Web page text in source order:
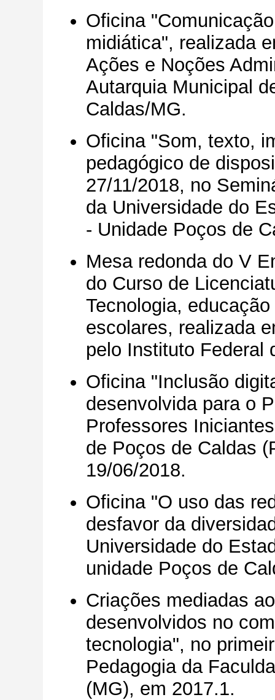
Oficina
midiática", realizada
Ações e Noções
Autarquia Municipal
Caldas/MG.
Oficina "Som, texto,
pedagógico de
27/11/2018, no
da Universidade do
- Unidade Poços de
Mesa redonda do V
do Curso de
Tecnologia,
escolares, realizada
pelo Instituto Federal
Oficina "Inclusão
desenvolvida para o
Professores
de Poços de Caldas
19/06/2018.
Oficina "O uso das
desfavor da
Universidade do
unidade Poços de
Criações mediadas
desenvolvidos no
tecnologia", no
Pedagogia da
(MG), em 2017.1.